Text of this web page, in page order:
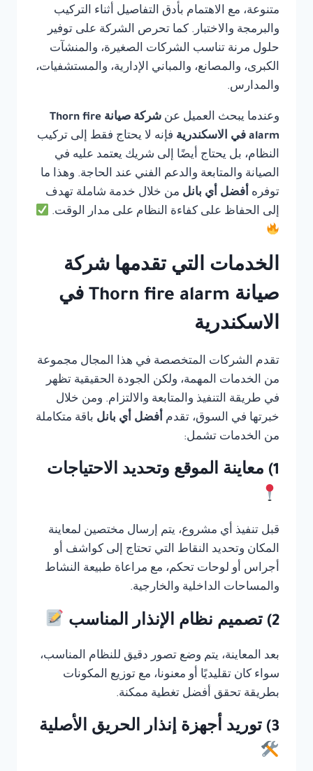
متنوعة، مع الاهتمام بأدق التفاصيل أثناء التركيب
والبرمجة والاختبار. كما تحرص الشركة على توفير
حلول مرنة تناسب الشركات الصغيرة، والمنشآت
الكبرى، والمصانع، والمباني الإدارية، والمستشفيات،
والمدارس.
وعندما يبحث العميل عن
شركة صيانة Thorn fire
alarm في الاسكندرية
فإنه لا يحتاج فقط إلى تركيب
النظام، بل يحتاج أيضًا إلى شريك يعتمد عليه في
الصيانة والمتابعة والدعم الفني عند الحاجة. وهذا ما
توفره أفضل أي بانل من خلال خدمة شاملة تهدف
إلى الحفاظ على كفاءة النظام على مدار الوقت.
الخدمات التي تقدمها شركة
صيانة Thorn fire alarm في
الاسكندرية
تقدم الشركات المتخصصة في هذا المجال مجموعة
من الخدمات المهمة، ولكن الجودة الحقيقية تظهر
في طريقة التنفيذ والمتابعة والالتزام. ومن خلال
خبرتها في السوق، تقدم أفضل أي بانل باقة متكاملة
من الخدمات تشمل:
1) معاينة الموقع وتحديد الاحتياجات
قبل تنفيذ أي مشروع، يتم إرسال مختصين لمعاينة
المكان وتحديد النقاط التي تحتاج إلى كواشف أو
أجراس أو لوحات تحكم، مع مراعاة طبيعة النشاط
والمساحات الداخلية والخارجية.
2) تصميم نظام الإنذار المناسب
بعد المعاينة، يتم وضع تصور دقيق للنظام المناسب،
سواء كان تقليديًا أو معنونا، مع توزيع المكونات
بطريقة تحقق أفضل تغطية ممكنة.
3) توريد أجهزة إنذار الحريق الأصلية